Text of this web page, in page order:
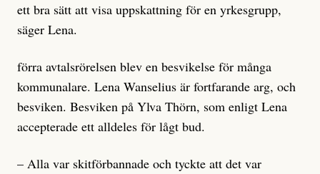
ett bra sätt att visa uppskattning för en yrkesgrupp,
säger Lena.
förra avtalsrörelsen blev en besvikelse för många
kommunalare. Lena Wanselius är fortfarande arg, och
besviken. Besviken på Ylva Thörn, som enligt Lena
accepterade ett alldeles för lågt bud.
– Alla var skitförbannade och tyckte att det var